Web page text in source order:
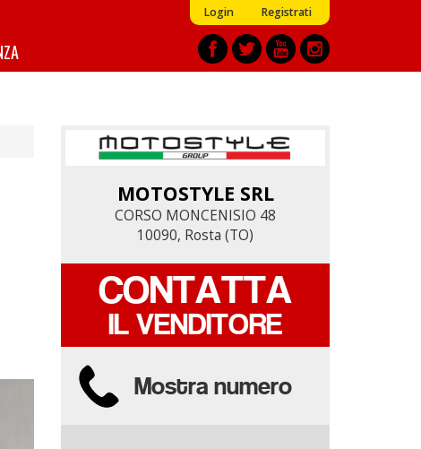
Login Registrati
MOTOSTYLE SRL
CORSO MONCENISIO 48
10090, Rosta (TO)
CONTATTA
IL VENDITORE
Mostra numero
MOTOSTYLE SRL
CORSO MONCENISIO 48
10090, Rosta (TO)
CONTATTA
IL VENDITORE
Mostra numero